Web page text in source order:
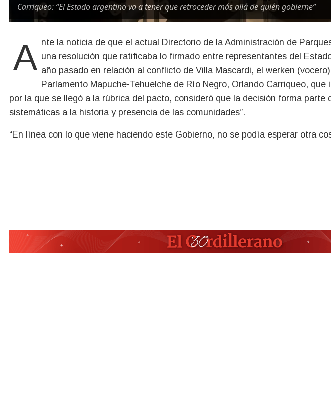
Carriqueo: “El Estado argentino va a tener que retroceder más allá de quién gobierne”
Ante la noticia de que el actual Directorio de la Administración de Parques Nacionales dio de baja una resolución que ratificaba lo firmado entre representantes del
año pasado en relación al conflicto de Villa Mascardi, el werken
Parlamento Mapuche-Tehuelche de Río Negro, Orlando Carriqueo, que
por la que se llegó a la rúbrica del pacto, consideró que la decisión forma parte
sistemáticas a la historia y presencia de las comunidades”.
“En línea con lo que viene haciendo este Gobierno, no se podía esperar otra